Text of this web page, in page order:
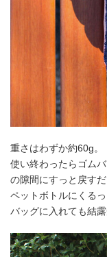
重さはわずか約60g。
使い終わったらゴム
の隙間にすっと戻すだ
ペットボトルにくる
バッグに入れても結露